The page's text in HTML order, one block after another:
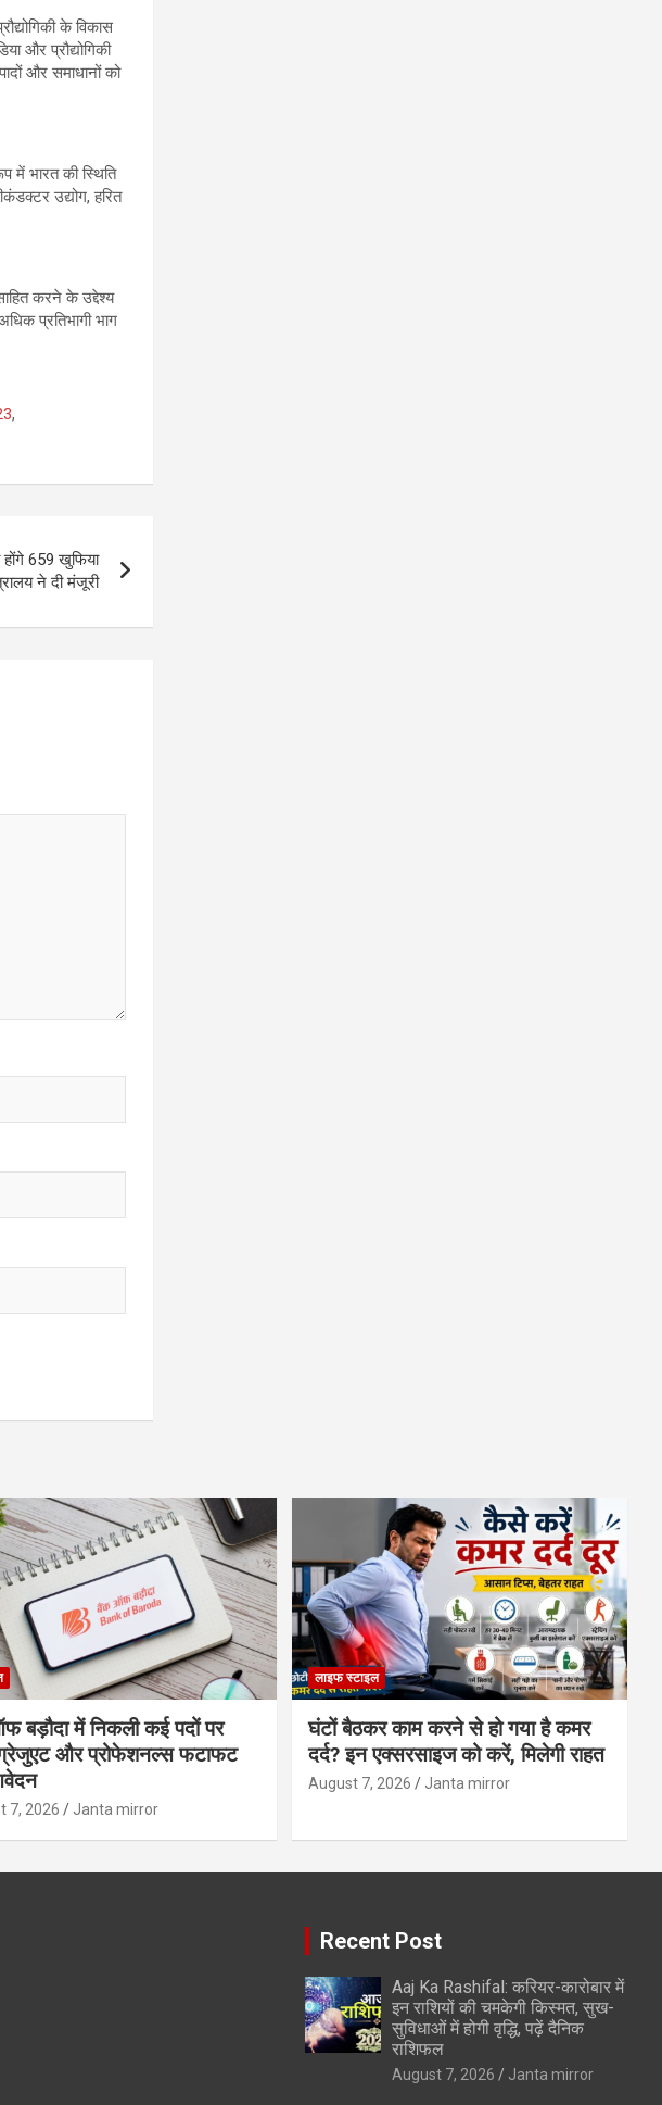
के विकास
और प्रौद्योगिकी
और समाधानों को
में भारत की स्थिति
उद्योग, हरित
करने के उद्देश्य
प्रतिभागी भाग
,
659 खुफिया
ने दी मंजूरी
बड़ौदा में निकली कई पदों पर
ग्रेजुएट और प्रोफेशनल्स फटाफट
7, 2026 Janta mirror
लाइफ स्टाइल
घंटों बैठकर काम करने से हो गया है कमर
दर्द? इन एक्सरसाइज को करें, मिलेगी राहत
August 7, 2026 Janta mirror
Recent Post
Aaj Ka Rashifal: करियर-कारोबार में
इन राशियों की चमकेगी किस्मत, सुख-
सुविधाओं में होगी वृद्धि, पढ़ें दैनिक
राशिफल
August 7, 2026 Janta mirror